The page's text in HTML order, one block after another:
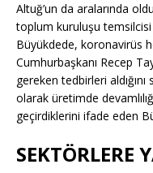
Altuğ’un da aralarında
toplum kuruluşu temsilcisi
Büyükdede, koronavirüs
Cumhurbaşkanı Recep
gereken tedbirleri
olarak üretimde
geçirdiklerini ifade eden
SEKTÖRLERE